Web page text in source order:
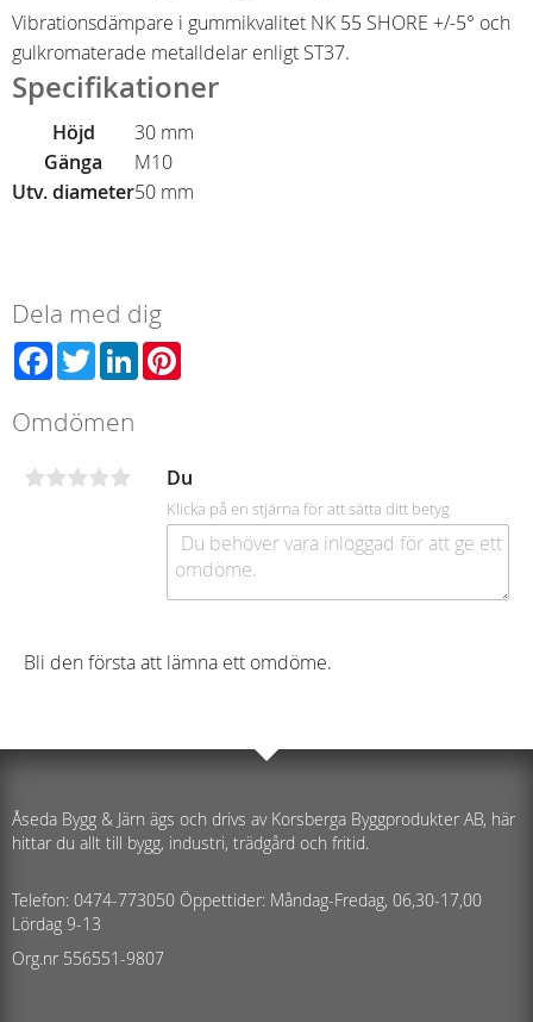
Vibrationsdämpare i gummikvalitet NK 55 SHORE +/-5° och
gulkromaterade metalldelar enligt ST37.
Specifikationer
Höjd
30 mm
Gänga
M10
Utv. diameter50 mm
Dela med dig
Facebook
TwitterLinkedIn
Omdömen
Du
Klicka på en stjärna för att sätta ditt betyg
Bli den första att lämna ett omdöme.
Åseda Bygg & Järn ägs och drivs av Korsberga Byggprodukter AB, här
hittar du allt till bygg, industri, trädgård och fritid.
Telefon: 0474-773050 Öppettider: Måndag-Fredag, 06,30-17,00
Lördag 9-13
Org.nr 556551-9807